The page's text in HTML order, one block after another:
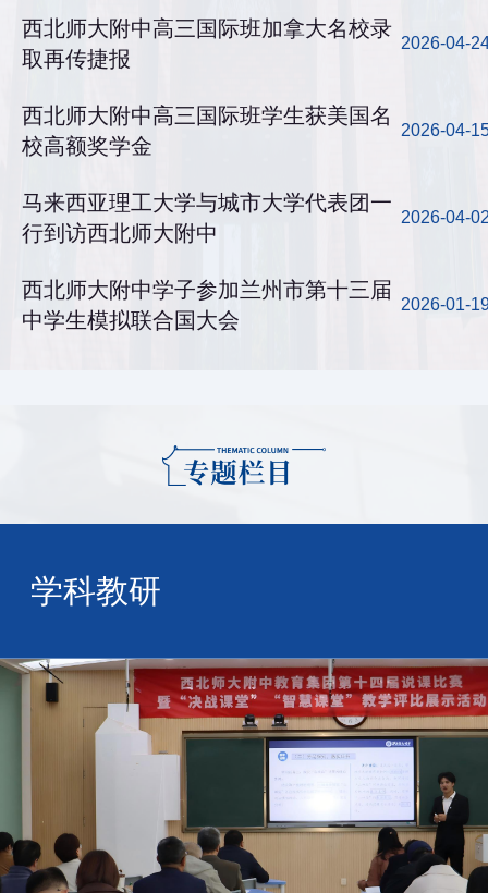
西北师大附中高三国际班加拿大名校录
取再传捷报
2026-04-
西北师大附中高三国际班学生获美国名
校高额奖学金
2026-04-
马来西亚理工大学与城市大学代表团一
行到访西北师大附中
2026-04-
西北师大附中学子参加兰州市第十三届
中学生模拟联合国大会
2026-01-
学科教研